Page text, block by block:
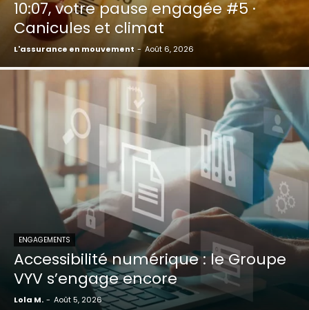
10:07, votre pause engagée #5 ·
Canicules et climat
L'assurance en mouvement - Août 6, 2026
ENGAGEMENTS
Accessibilité numérique : le Groupe
VYV s’engage encore
Lola M. - Août 5, 2026